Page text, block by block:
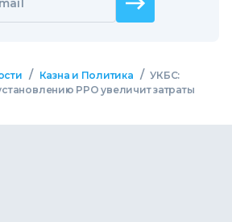
/ Казна и Политика / УКБС:
РРО увеличит затраты